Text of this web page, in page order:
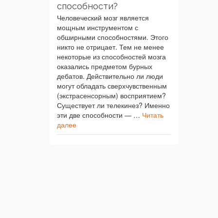
способности?
Человеческий мозг является
мощным инструментом с
обширными способностями. Этого
никто не отрицает. Тем не менее
некоторые из способностей мозга
оказались предметом бурных
дебатов. Действительно ли люди
могут обладать сверхчувственным
(экстрасенсорным) восприятием?
Существует ли телекинез? Именно
эти две способности — … Читать
далее